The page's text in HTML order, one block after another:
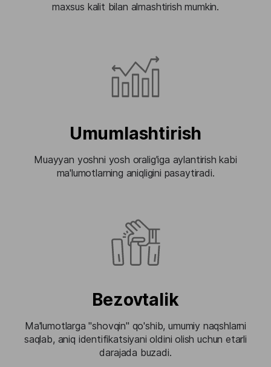
maxsus kalit bilan almashtirish mumkin.
Umumlashtirish
Muayyan yoshni yosh oralig'iga aylantirish kabi
ma'lumotlarning aniqligini pasaytiradi.
Bezovtalik
Ma'lumotlarga "shovqin" qo'shib, umumiy naqshlarni
saqlab, aniq identifikatsiyani oldini olish uchun etarli
darajada buzadi.